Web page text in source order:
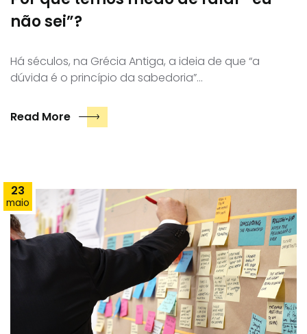
não sei”?
Há séculos, na Grécia Antiga, a ideia de que “a
dúvida é o princípio da sabedoria”…
Read More
23
maio